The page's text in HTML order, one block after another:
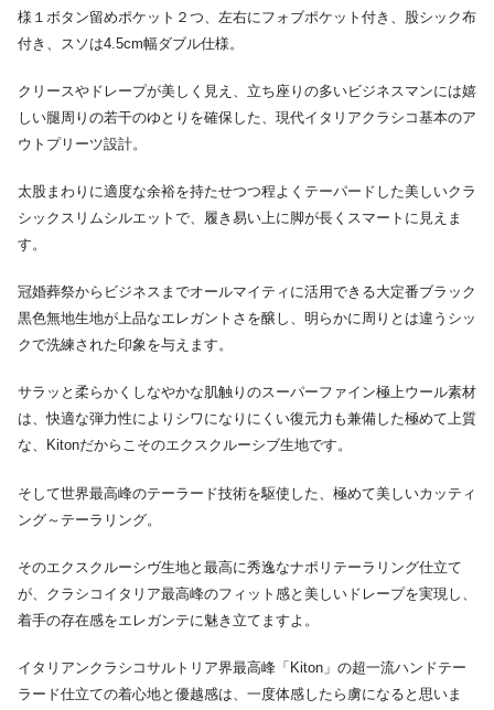
様１ボタン留めポケット２つ、左右にフォブポケット付き、股シック布
付き、スソは4.5cm幅ダブル仕様。
クリースやドレープが美しく見え、立ち座りの多いビジネスマンには嬉
しい腿周りの若干のゆとりを確保した、現代イタリアクラシコ基本のア
ウトプリーツ設計。
太股まわりに適度な余裕を持たせつつ程よくテーパードした美しいクラ
シックスリムシルエットで、履き易い上に脚が長くスマートに見えま
す。
冠婚葬祭からビジネスまでオールマイティに活用できる大定番ブラック
黒色無地生地が上品なエレガントさを醸し、明らかに周りとは違うシッ
クで洗練された印象を与えます。
サラッと柔らかくしなやかな肌触りのスーパーファイン極上ウール素材
は、快適な弾力性によりシワになりにくい復元力も兼備した極めて上質
な、Kitonだからこそのエクスクルーシブ生地です。
そして世界最高峰のテーラード技術を駆使した、極めて美しいカッティ
ング～テーラリング。
そのエクスクルーシヴ生地と最高に秀逸なナポリテーラリング仕立て
が、クラシコイタリア最高峰のフィット感と美しいドレープを実現し、
着手の存在感をエレガンテに魅き立てますよ。
イタリアンクラシコサルトリア界最高峰「Kiton」の超一流ハンドテー
ラード仕立ての着心地と優越感は、一度体感したら虜になると思いま